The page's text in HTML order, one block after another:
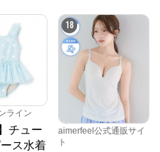
ライン
チュー
ス水着
18
aimerfeel公式通販サイ
ト